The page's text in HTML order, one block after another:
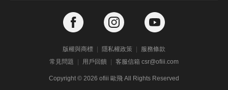
版權與商標 隱私權政策
服務條款
常見問題
用戶回饋 客服信箱 csr@ofiii.com
Copyright © 2026 ofiii 歐飛 All Rights Reserved